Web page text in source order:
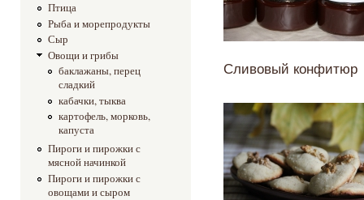
Птица
Рыба и морепродукты
Сыр
Овощи и грибы
баклажаны, перец
сладкий
кабачки, тыква
картофель, морковь,
капуста
Пироги и пирожки с
мясной начинкой
Пироги и пирожки с
овощами и сыром
Сливовый конфитюр